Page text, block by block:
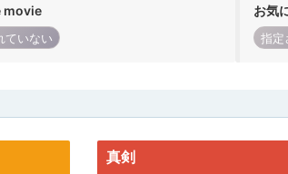
movie
ていない
お気
指定
真剣